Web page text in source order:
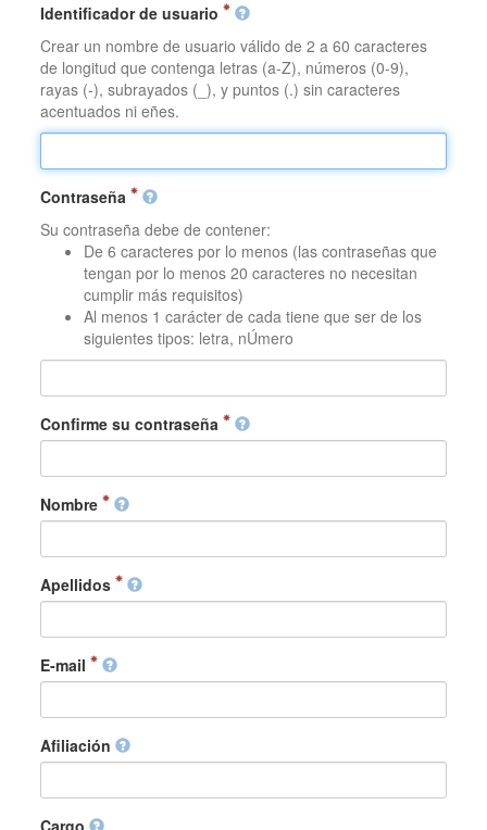
Identificador de usuario
Crear un nombre de usuario válido de 2 a 60 caracteres
de longitud que contenga letras (a-Z), números (0-9),
rayas (-), subrayados (_), y puntos (.) sin caracteres
acentuados ni eñes.
Contraseña
Su contraseña debe de contener:
De 6 caracteres por lo menos (las contraseñas que
tengan por lo menos 20 caracteres no necesitan
cumplir más requisitos)
Al menos 1 carácter de cada tiene que ser de los
siguientes tipos: letra, nÚmero
Confirme su contraseña
Nombre
Apellidos
E-mail
Afiliación
Cargo